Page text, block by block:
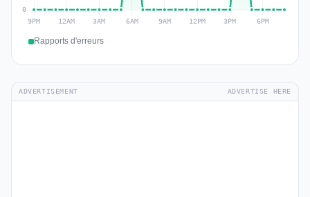
Rapports d'erreurs
ADVERTISEMENT ADVERTISE HERE